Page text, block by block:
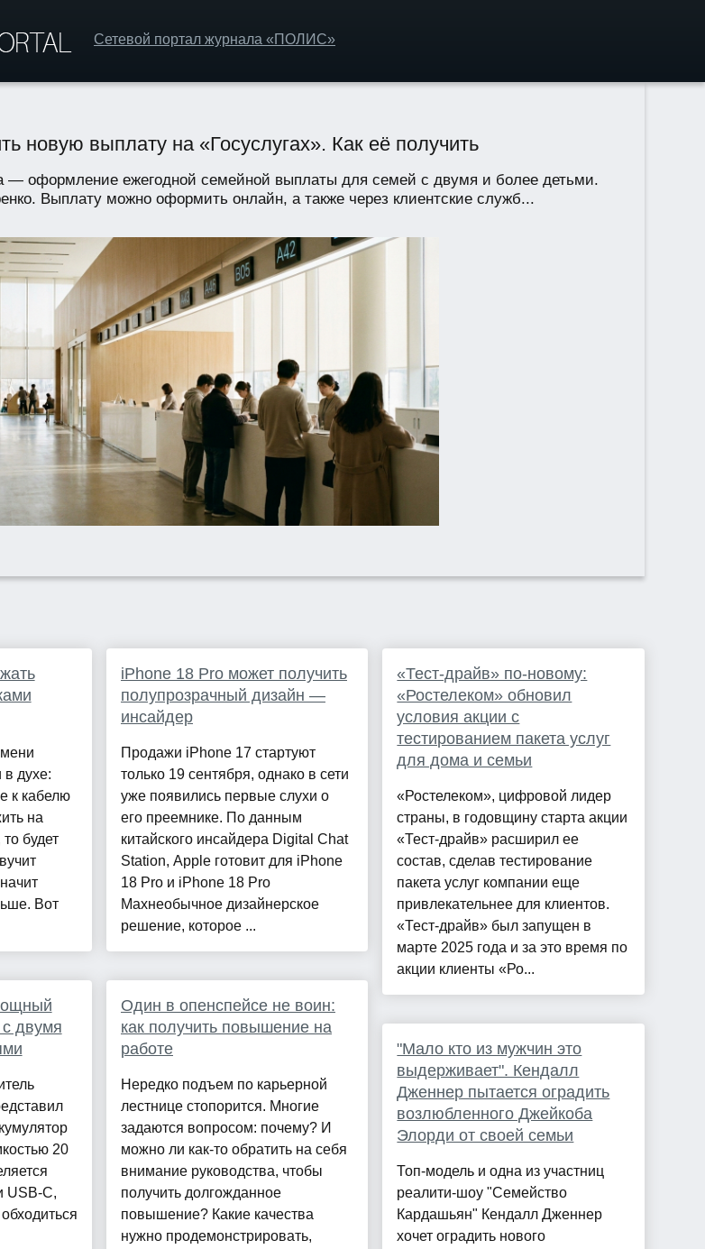
Сетевой портал журнала «ПОЛИС»
новую выплату на «Госуслугах». Как её получить
— оформление ежегодной семейной выплаты для семей с двумя и более детьми.
Выплату можно оформить онлайн, а также через клиентские служб...
духе:
к кабелю
на
будет
Вот
с двумя
20
USB-C,
iPhone 18 Pro может получить
полупрозрачный дизайн —
инсайдер
Продажи iPhone 17 стартуют
только 19 сентября, однако в сети
уже появились первые слухи о
его преемнике. По данным
китайского инсайдера Digital Chat
Station, Apple готовит для iPhone
18 Pro и iPhone 18 Pro
Maxнеобычное дизайнерское
решение, которое ...
Один в опенспейсе не воин:
как получить повышение на
работе
Нередко подъем по карьерной
лестнице стопорится. Многие
задаются вопросом: почему? И
можно ли как-то обратить на себя
внимание руководства, чтобы
получить долгожданное
повышение? Какие качества
нужно продемонстрировать,
«Тест-драйв» по-новому:
«Ростелеком» обновил
условия акции с
тестированием пакета услуг
для дома и семьи
«Ростелеком», цифровой лидер
страны, в годовщину старта акции
«Тест-драйв» расширил ее
состав, сделав тестирование
пакета услуг компании еще
привлекательнее для клиентов.
«Тест-драйв» был запущен в
марте 2025 года и за это время по
акции клиенты «Ро...
"Мало кто из мужчин это
выдерживает". Кендалл
Дженнер пытается оградить
возлюбленного Джейкоба
Элорди от своей семьи
Топ-модель и одна из участниц
реалити-шоу "Семейство
Кардашьян" Кендалл Дженнер
хочет оградить нового